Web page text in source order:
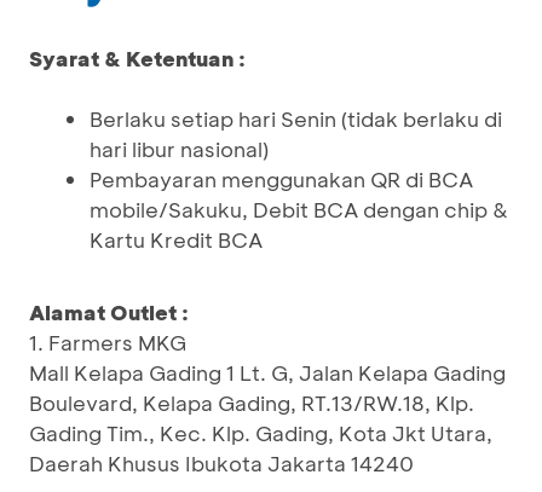
Syarat & Ketentuan :
Berlaku setiap hari Senin (tidak berlaku di
hari libur nasional)
Pembayaran menggunakan QR di BCA
mobile/Sakuku, Debit BCA dengan chip &
Kartu Kredit BCA
Alamat Outlet :
1. Farmers MKG
Mall Kelapa Gading 1 Lt. G, Jalan Kelapa Gading
Boulevard, Kelapa Gading, RT.13/RW.18, Klp.
Gading Tim., Kec. Klp. Gading, Kota Jkt Utara,
Daerah Khusus Ibukota Jakarta 14240